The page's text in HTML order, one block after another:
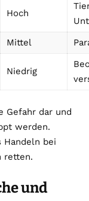
Hoch
Mittel
Niedrig
Gefahr dar und
werden.
Handeln bei
retten.
und